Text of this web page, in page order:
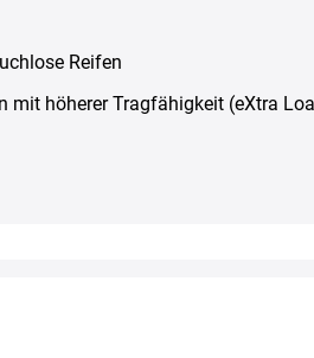
Reifen
mit höherer Tragfähigkeit (eXtra